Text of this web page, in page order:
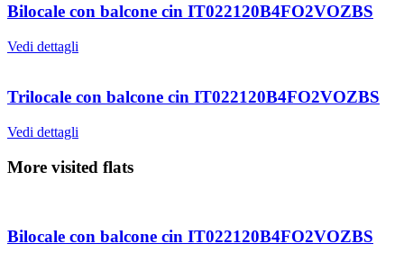
Bilocale con balcone cin IT022120B4FO2VOZBS
Vedi dettagli
Trilocale con balcone cin IT022120B4FO2VOZBS
Vedi dettagli
More visited flats
Bilocale con balcone cin IT022120B4FO2VOZBS